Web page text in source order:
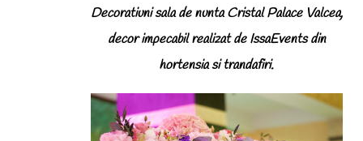
Decoratiuni sala de nunta Cristal Palace Valcea,
decor impecabil realizat de IssaEvents din
hortensia si trandafiri.